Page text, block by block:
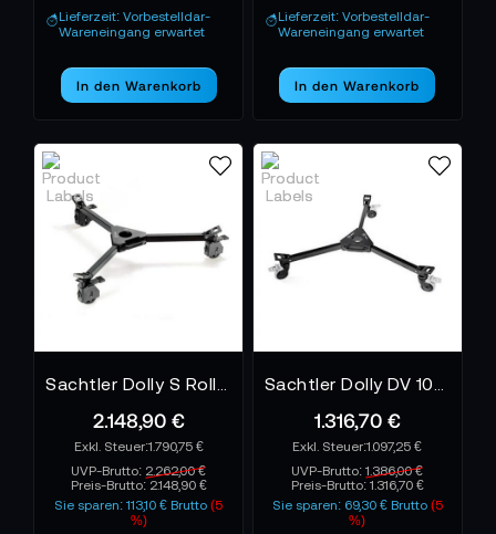
Lieferzeit: Vorbestelldar-
Wareneingang erwartet
In den Warenkorb
Lieferzeit: Vorbestelldar-
Wareneingang erwartet
In den Warenkorb
2.148,90 €
1.790,75 €
UVP-Brutto: 2.262,00 €
Preis-Brutto: 2.148,90 €
Sie sparen: 113,10 € Brutto(5
%)
1.316,70 €
1.097,25 €
UVP-Brutto:1.386,00 €
Preis-Brutto: 1.316,70 €
Sie sparen: 69,30 € Brutto (5
%)